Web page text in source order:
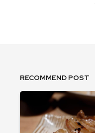
RECOMMEND POST